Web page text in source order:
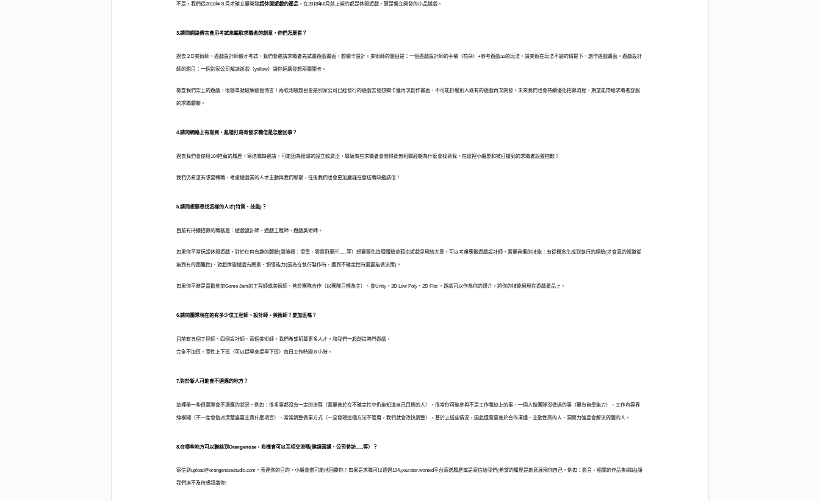
不是，我們從2018年８月才確立要開發超休閒遊戲的產品，在2018年8月前上架的都是休閒遊戲，算是獨立開發的小品遊戲。
3.請問網路傳言會用考試來騙取求職者的創意，你們怎麼看？
過去２D美術師、遊戲設計師徵才考試，我們會邀請求職者先試畫遊戲畫面、想關卡設計。美術師的題目是：一個遊戲設計師的手稿（花朵）+參考遊戲aa的玩法，請美術在玩法不變的情提下，創作遊戲畫面。遊戲設計
師的題目：一個別家公司解謎遊戲（yellow）請你延續發想兩關關卡。
檢查我們架上的遊戲，很簡單就破解這個傳言！兩款測驗題目皆是別家公司已經發行的遊戲去發想關卡獲再次創作畫面，不可能抄襲別人既有的遊戲再次開發。未來我們也會持續優化招募流程，期望能帶給求職者舒服
的求職體驗。
4.請問網路上有寫到，亂槍打鳥寄發求職信是怎麼回事？
過去我們會使用104推薦的履歷，寄送職缺邀請，可能因為搜尋的設立較廣泛，導致有些求職者會覺得既無相關經驗為什麼會找到我，在這裡小編要和被打擾到的求職者說聲抱歉！
我們仍希望有想要轉職、考慮遊戲業的人才主動與我們聯繫，往後我們也會更加嚴謹在發送職缺邀請信！
5.請問想要尋找怎樣的人才(特質、技能)？
目前有持續招募的職務是：遊戲設計師、遊戲工程師、遊戲美術師。
如果你平常玩超休閒遊戲，對於任何有趣的體驗(冒險類：滑雪、雲霄飛車......等）想要簡化這種體驗並藉由遊戲呈現給大眾，可以考慮應徵遊戲設計師。需要具備的技能：有從概念生成到執行的經驗(才會真的知道從
無到有的困難性)、對超休閒遊戲有願景、領導能力(因為在執行製作時，遇到不確定性時需要能做決策)。
如果你平時是喜歡參加Game Jam的工程師或美術師、善於團隊合作（以團隊目標為主）、會Unity、3D Low Poly、2D Flat ，遊戲可以作為你的媒介，將你的技能展現在遊戲產品上。
6.請問團隊現在的有多少位工程師、設計師、美術師？要加班嗎？
目前有五個工程師、四個設計師、兩個美術師，我們希望招募更多人才，和我們一起創造熱門遊戲。
完全不加班。彈性上下班（可以提早來提早下班）每日工作時間８小時。
7.對於新人可能會不適應的地方？
這裡舉一些很實際會不適應的狀況，例如：很多事都沒有一定的流程（需要善於在不確定性中仍能知道自己目標的人）、很常你可能參與不是工作職缺上的事、一個人做團隊沒做過的事（要有自學能力）、工作內容界
線模糊（不一定會指派清楚誰要主責什麼項目）、常常調整做事方式（一旦發現這個方法不管用，我們就會改快調整），基於上述些情況，因此還需要善於合作溝通、主動性高的人、洞察力強且會解決問題的人。
8.在哪些地方可以聯絡到Orangenose，有機會可以互相交流嗎(邀請演講、公司參訪......等）？
寄信到 upload@orangenosestudio.com，表達你的目的，小編會盡可能地回覆你！如果是求職可以透過104,yourator,wanted平台寄送履歷或是寄信給我們(希望的履歷是創意展現你自己，例如：影音、相關的作品集網站)讓
我們迫不及待想認識你!